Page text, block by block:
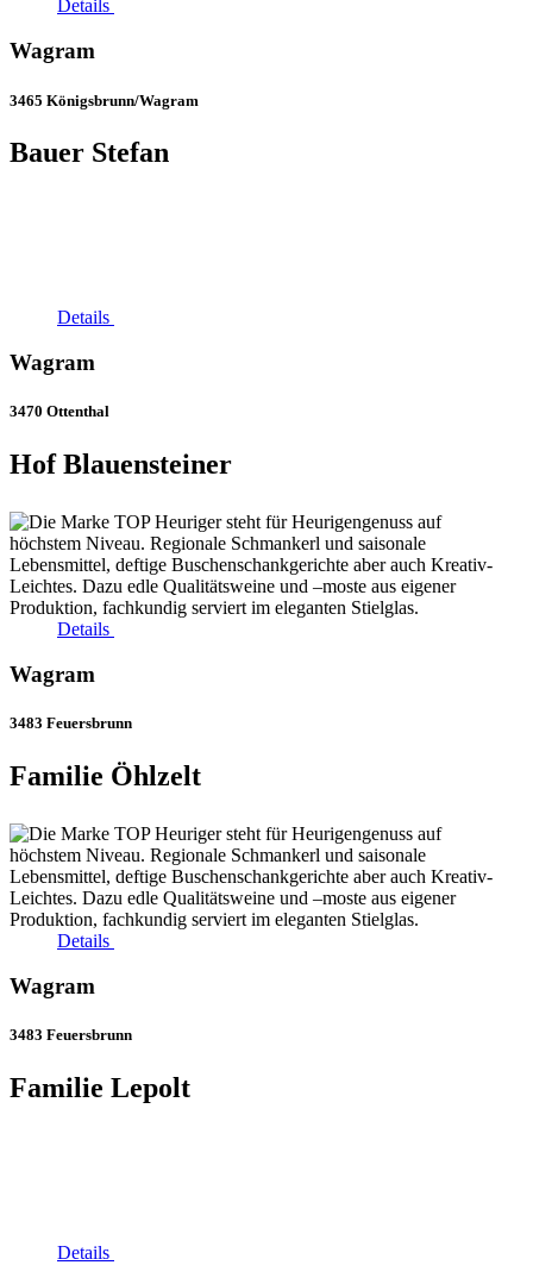
Details
Wagram
3465 Königsbrunn/Wagram
Bauer Stefan
Details
Wagram
3470 Ottenthal
Hof Blauensteiner
Details
Wagram
3483 Feuersbrunn
Familie Öhlzelt
Details
Wagram
3483 Feuersbrunn
Familie Lepolt
Details